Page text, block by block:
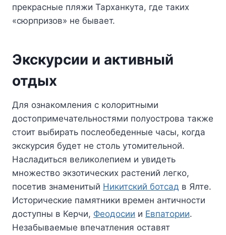
прекрасные пляжи Тарханкута, где таких
«сюрпризов» не бывает.
Экскурсии и активный
отдых
Для ознакомления с колоритными
достопримечательностями полуострова также
стоит выбирать послеобеденные часы, когда
экскурсия будет не столь утомительной.
Насладиться великолепием и увидеть
множество экзотических растений легко,
посетив знаменитый Никитский ботсад в Ялте.
Исторические памятники времен античности
доступны в Керчи, Феодосии и Евпатории.
Незабываемые впечатления оставят